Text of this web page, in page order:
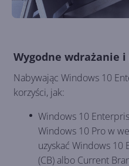
Wygodne wdrażanie
Nabywając Windows 10
korzyści, jak:
Windows 10
Windows 10 Pro w
uzyskać Windows 10
(CB) albo Current